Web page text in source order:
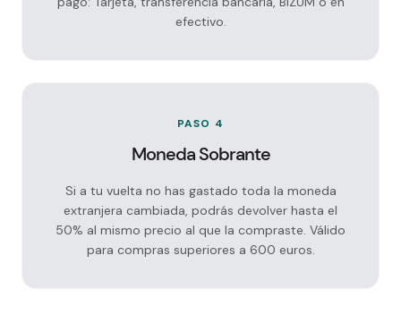
efectivo.
PASO 4
Moneda Sobrante
Si a tu vuelta no has gastado toda la moneda
extranjera cambiada, podrás devolver hasta el
50% al mismo precio al que la compraste. Válido
para compras superiores a 600 euros.